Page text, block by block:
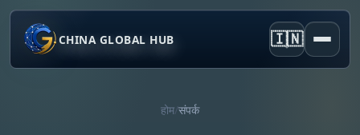
CHINA GLOBAL HUB 🇮🇳
होम/संपर्क